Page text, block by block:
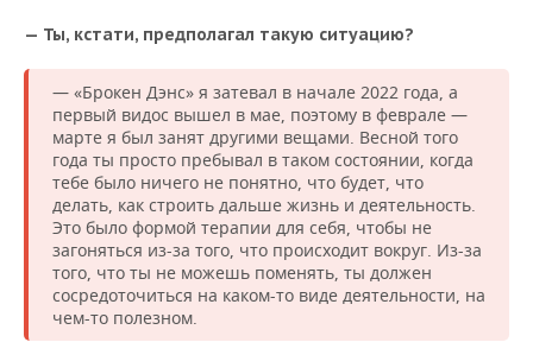
— Ты, кстати, предполагал такую ситуацию?
— «Брокен Дэнс» я затевал в начале 2022 года, а
первый видос вышел в мае, поэтому в феврале —
марте я был занят другими вещами. Весной того
года ты просто пребывал в таком состоянии, когда
тебе было ничего не понятно, что будет, что
делать, как строить дальше жизнь и деятельность.
Это было формой терапии для себя, чтобы не
загоняться из-за того, что происходит вокруг. Из-за
того, что ты не можешь поменять, ты должен
сосредоточиться на каком-то виде деятельности, на
чем-то полезном.